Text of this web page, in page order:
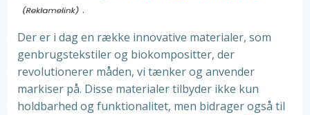
.
Der er i dag en række innovative materialer, som
genbrugstekstiler og biokompositter, der
revolutionerer måden, vi tænker og anvender
markiser på. Disse materialer tilbyder ikke kun
holdbarhed og funktionalitet, men bidrager også til